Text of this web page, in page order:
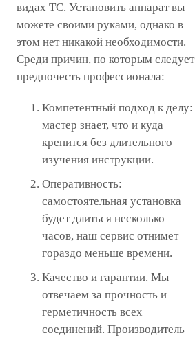
видах ТС. Установить аппарат вы
можете своими руками, однако в
этом нет никакой необходимости.
Среди причин, по которым следует
предпочесть профессионала:
Компетентный подход к делу:
мастер знает, что и куда
крепится без длительного
изучения инструкции.
Оперативность:
самостоятельная установка
будет длиться несколько
часов, наш сервис отнимет
гораздо меньше времени.
Качество и гарантии. Мы
отвечаем за прочность и
герметичность всех
соединений. Производитель